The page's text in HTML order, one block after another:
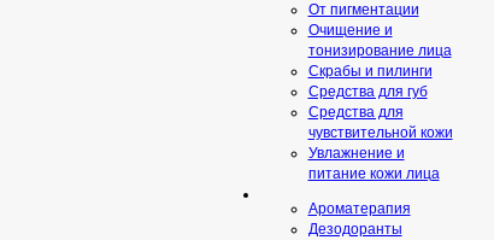
От пигментации
Очищение и
тонизирование лица
Скрабы и пилинги
Средcтва для губ
Средства для
чувствительной кожи
Увлажнение и
питание кожи лица
Ароматерапия
Дезодоранты